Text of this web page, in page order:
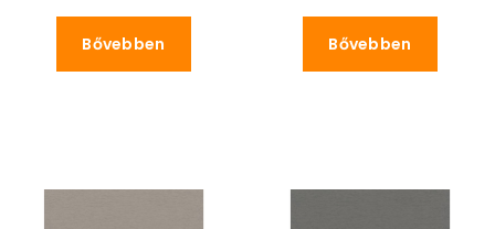
Bővebben Bővebben